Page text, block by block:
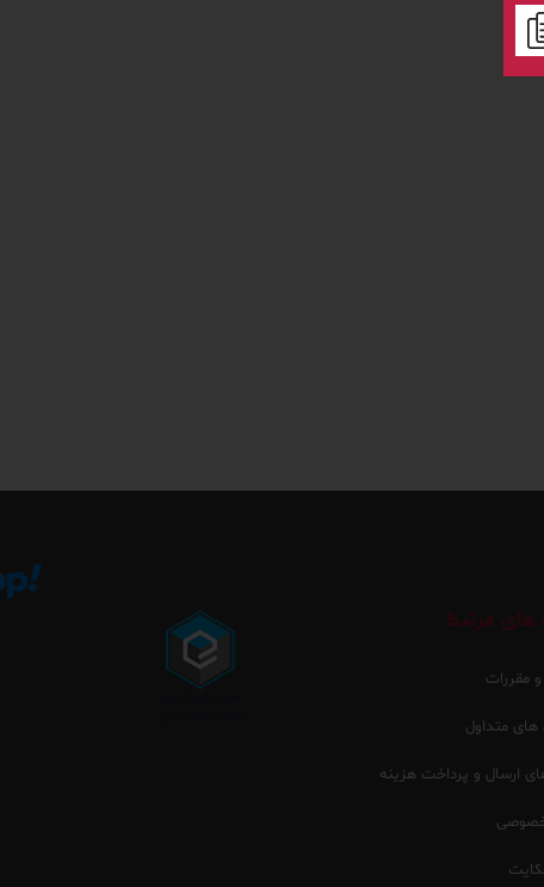
های مرتبط
مقررات
متداول
ارسال و پرداخت هزینه